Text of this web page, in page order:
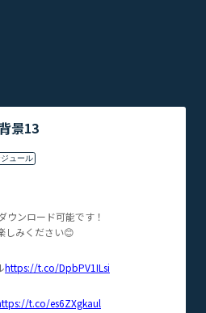
景13
ュール
ウンロード可能です！
しみください😊
https://t.co/DpbPV1ILsi
t.co/es6ZXgkaul